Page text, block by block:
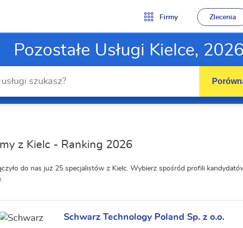
Firmy Zlecenia
Pozostałe Usługi Kielce,
z Kielc - Ranking 2026
do nas już 25 specjalistów z Kielc. Wybierz spośród profili
Schwarz Technology Poland Sp. z o.o.